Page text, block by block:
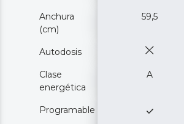
Anchura
(cm)
59,5
Autodosis
Clase
energética
A
Programable